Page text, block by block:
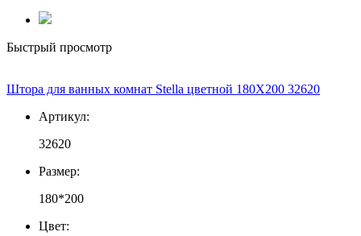
Быстрый просмотр
Штора для ванных комнат Stella цветной 180Х200 32620
Артикул:
32620
Размер:
180*200
Цвет: